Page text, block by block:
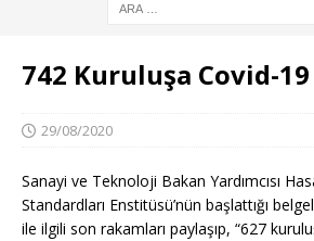
742 Kuruluşa Covid-
29/08/2020
Sanayi ve Teknoloji Bakan Yardımcısı
Standardları Enstitüsü’nün başlattığı
ile ilgili son rakamları paylaşıp, “627